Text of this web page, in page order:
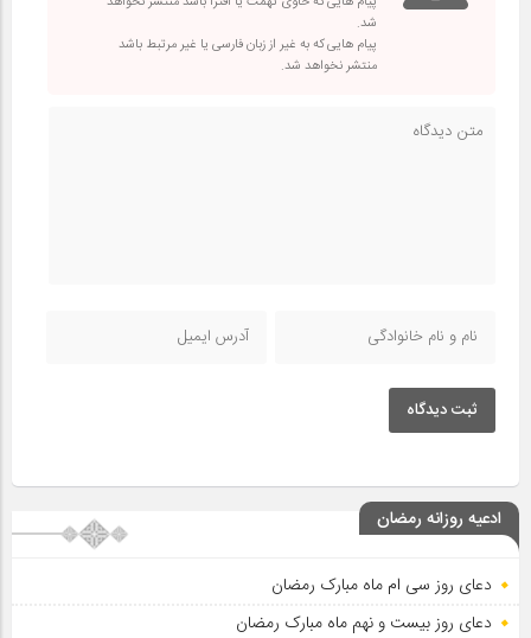
شد.
پیام هایی که به غیر از زبان فارسی یا غیر مرتبط باشد
منتشر نخواهد شد.
ثبت دیدگاه
ادعیه روزانه رمضان
دعای روز سی ام ماه مبارک رمضان
دعای روز بیست و نهم ماه مبارک رمضان